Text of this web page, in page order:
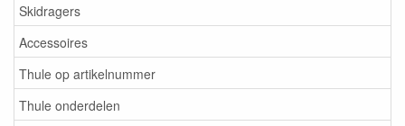
Skidragers
Accessoires
Thule op artikelnummer
Thule onderdelen